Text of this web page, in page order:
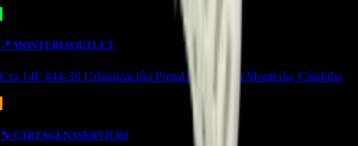
📍 MONTERIAOUTLET
Cra 14F #44-36 Urbanización Portal de Almeria Montería, Córdoba
🔧 CARTAGENASERVICIO